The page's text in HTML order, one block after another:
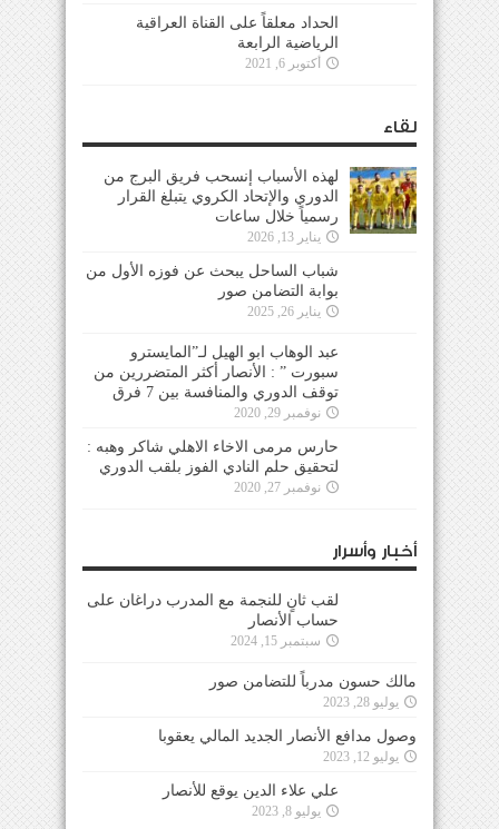
الحداد معلقاً على القناة العراقية
الرياضية الرابعة
أكتوبر 6, 2021
لقاء
لهذه الأسباب إنسحب فريق البرج من
الدوري والإتحاد الكروي يتبلغ القرار
رسمياً خلال ساعات
يناير 13, 2026
شباب الساحل يبحث عن فوزه الأول من
بوابة التضامن صور
يناير 26, 2025
عبد الوهاب ابو الهيل لـ”المايسترو
سبورت ” : الأنصار أكثر المتضررين من
توقف الدوري والمنافسة بين 7 فرق
نوفمبر 29, 2020
حارس مرمى الاخاء الاهلي شاكر وهبه :
لتحقيق حلم النادي الفوز بلقب الدوري
نوفمبر 27, 2020
أخبار وأسرار
لقب ثانٍ للنجمة مع المدرب دراغان على
حساب الأنصار
سبتمبر 15, 2024
مالك حسون مدرباً للتضامن صور
يوليو 28, 2023
وصول مدافع الأنصار الجديد المالي يعقوبا
يوليو 12, 2023
علي علاء الدين يوقع للأنصار
يوليو 8, 2023